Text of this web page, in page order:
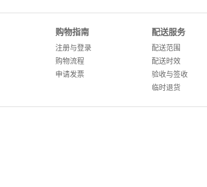
购物指南
注册与登录
购物流程
申请发票
配送服务
配送范围
配送时效
验收与签收
临时退货